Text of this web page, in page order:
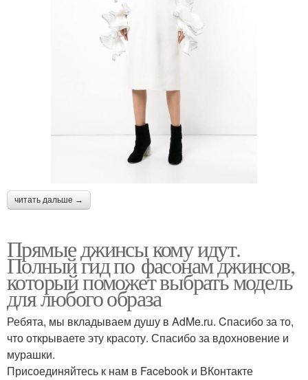
читать дальше →
Прямые джинсы кому идут.
Полный гид по фасонам джинсов,
который поможет выбрать модель
для любого образа
Ребята, мы вкладываем душу в AdMe.ru. Cпасибо за то,
что открываете эту красоту. Спасибо за вдохновение и
мурашки.
Присоединяйтесь к нам в Facebook и ВКонтакте